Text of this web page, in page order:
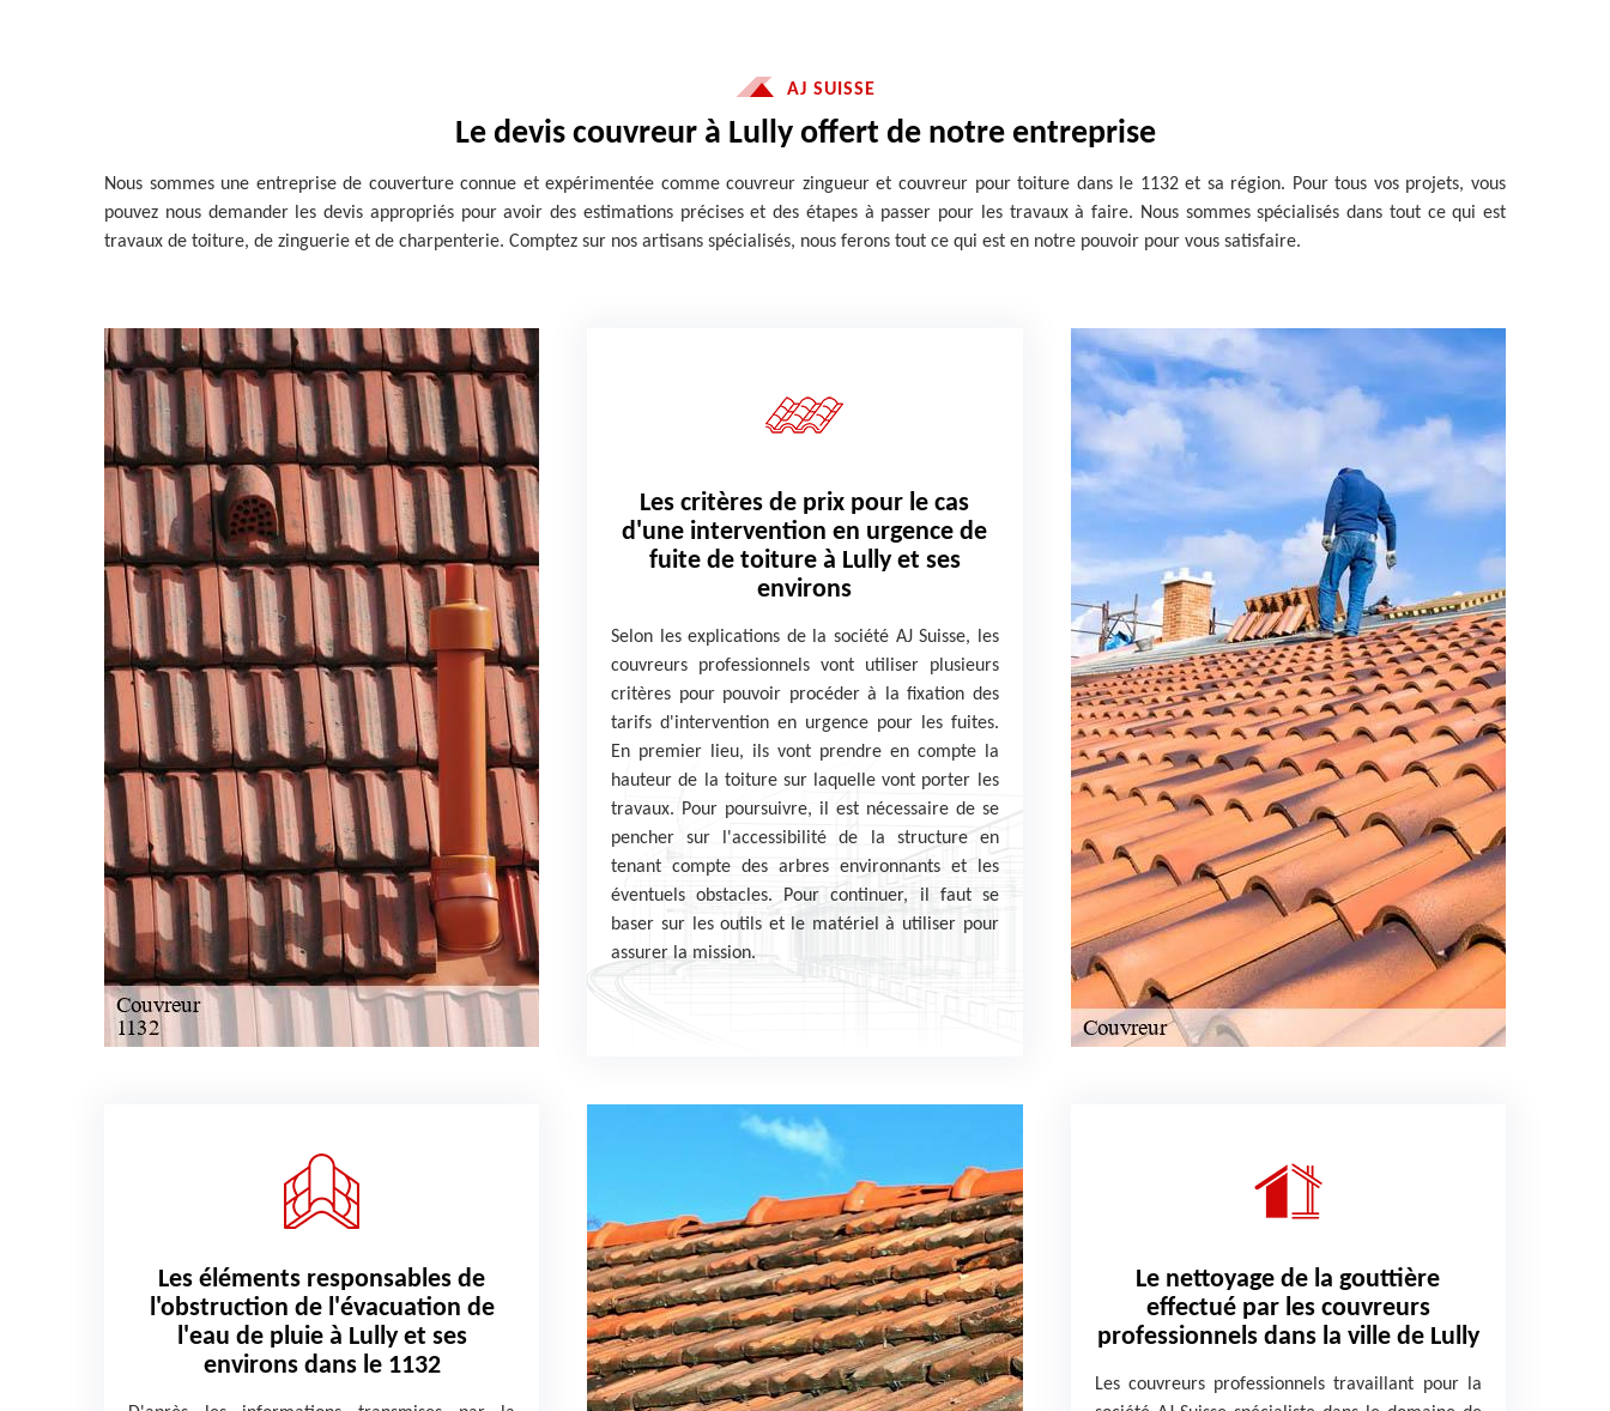
AJ SUISSE
Le devis couvreur à Lully offert de notre entreprise
Nous sommes une entreprise de couverture connue et expérimentée comme couvreur zingueur et couvreur pour toiture dans le 1132 et sa région. Pour tous vos projets, vous
pouvez nous demander les devis appropriés pour avoir des estimations précises et des étapes à passer pour les travaux à faire. Nous sommes spécialisés dans tout ce qui est
travaux de toiture, de zinguerie et de charpenterie. Comptez sur nos artisans spécialisés, nous ferons tout ce qui est en notre pouvoir pour vous satisfaire.
Les critères de prix pour le cas
d'une intervention en urgence de
fuite de toiture à Lully et ses
environs
Selon les explications de la société AJ Suisse, les
couvreurs professionnels vont utiliser plusieurs
critères pour pouvoir procéder à la fixation des
tarifs d'intervention en urgence pour les fuites.
En premier lieu, ils vont prendre en compte la
hauteur de la toiture sur laquelle vont porter les
travaux. Pour poursuivre, il est nécessaire de se
pencher sur l'accessibilité de la structure en
tenant compte des arbres environnants et les
éventuels obstacles. Pour continuer, il faut se
baser sur les outils et le matériel à utiliser pour
assurer la mission.
Les éléments responsables de
l'obstruction de l'évacuation de
l'eau de pluie à Lully et ses
environs dans le 1132
Le nettoyage de la gouttière
effectué par les couvreurs
professionnels dans la ville de Lully
Les couvreurs professionnels travaillant pour la